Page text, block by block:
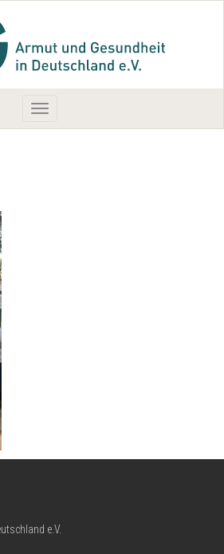
Toggle
navigation
e.V.